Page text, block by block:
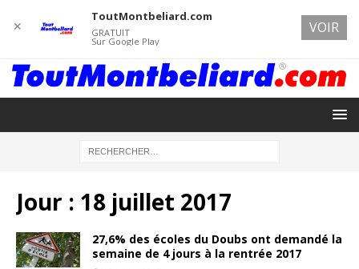
Jour : 18 juillet 2017
27,6% des écoles du Doubs ont demandé la
semaine de 4 jours à la rentrée 2017
✕
ToutMontbeliard.com
GRATUIT
Sur Google Play
VOIR